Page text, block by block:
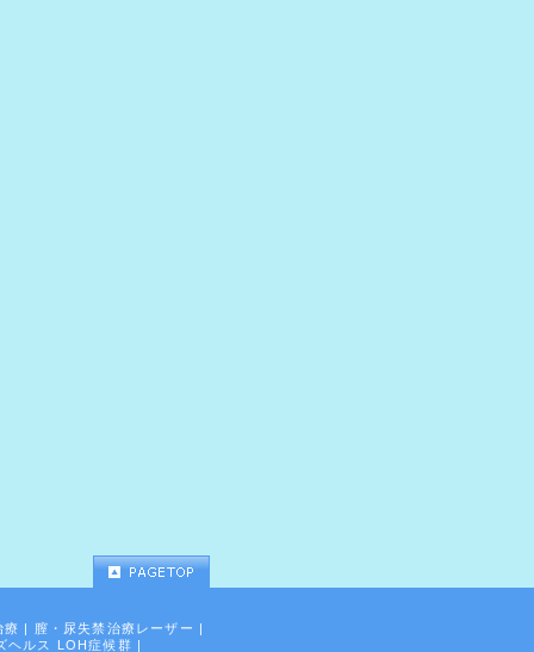
療 | 膣・尿失禁治療レーザー |
ヘルス LOH症候群 |